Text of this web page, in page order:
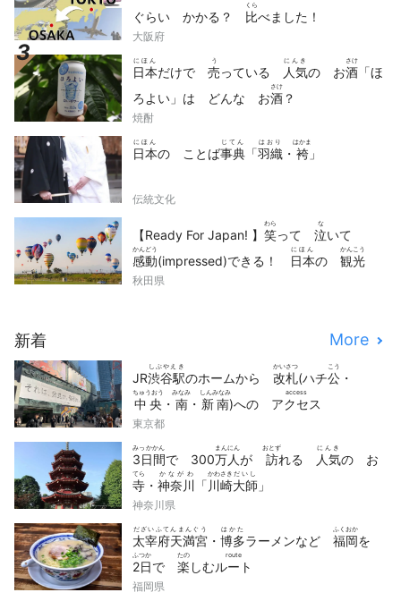
ぐらい かかる？ 比
くら
べました！
大阪府
日本
にほん
だけで 売
う
っている 人気
にんき
の お酒
さけ
「ほ
ろよい」は どんな お酒
さけ
？
焼酎
日本
にほん
の ことば事典
じてん
「羽織
はおり
・ 袴
はかま
」
伝統文化
【Ready For Japan! 】 笑
わら
って 泣
な
いて
感動
かんどう
(impressed)できる！ 日本
にほん
の 観光
かんこう
動画
どうが
10
秋田県
新着 More
JR渋谷駅
しぶやえき
のホームから 改札
かいさつ
(ハチ公
こう
・
中央
ちゅうおう
・ 南
みなみ
・ 新南
しんみなみ
)への アクセス
access
東京都
3日間
みっかかん
で 300万人
まんにん
が 訪
おとず
れる 人気
にんき
の お
寺
てら
・ 神奈川
かながわ
「 川崎
かわさき
大師
だいし
」
神奈川県
太宰府天満宮
だざいふてんまんぐう
・ 博多
はかた
ラーメンなど 福岡
ふくおか
を
2日
ふつか
で 楽
たの
しむルート
route
福岡県